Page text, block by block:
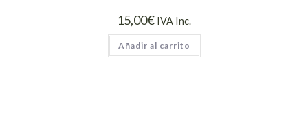
15,00€ IVA Inc.
Añadir al carrito